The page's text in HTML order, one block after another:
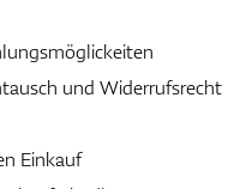
und Widerrufsrecht
Einkauf